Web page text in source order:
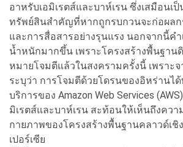
อาหรับเอมิเรตส์และบาห์เรน ซึ่งเสมือนเ
ทรัพย์สินสำคัญที่หากถูกรบกวนจะก่อผลก
และการสื่อสารอย่างรุนแรง นอกจากนี้ค
น้ำหนักมากขึ้น เพราะโครงสร้างพื้นฐาน
หมายโจมตีแล้วในสงครามครั้งนี้ เพราะ
ระบุว่า การโจมตีด้วยโดรนของอิหร่านได้
บริการของ Amazon Web Services
มิเรตส์และบาห์เรน สะท้อนให้เห็นถึงควา
กายภาพของโครงสร้างพื้นฐานคลาวด์เ
เปอร์เซีย